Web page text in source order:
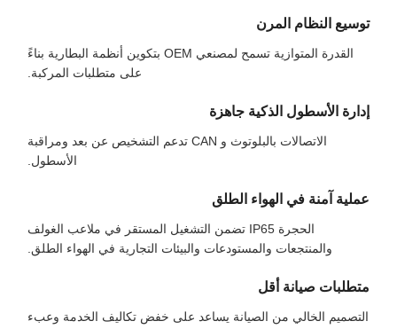
توسيع النظام المرن
القدرة المتوازية تسمح لمصنعي OEM بتكوين أنظمة البطارية بناءً
على متطلبات المركبة.
إدارة الأسطول الذكية جاهزة
الاتصالات بالبلوتوث و CAN تدعم التشخيص عن بعد ومراقبة
الأسطول.
عملية آمنة في الهواء الطلق
الحجرة IP65 تضمن التشغيل المستقر في ملاعب الغولف
والمنتجعات والمستودعات والبيئات التجارية في الهواء الطلق.
متطلبات صيانة أقل
التصميم الخالي من الصيانة يساعد على خفض تكاليف الخدمة وعبء